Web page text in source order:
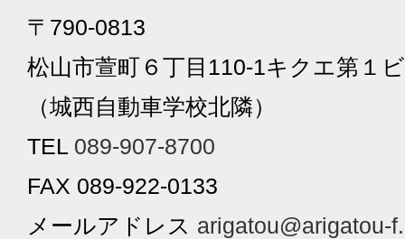
〒790-0813
松山市萱町６丁目110-1キクエ第１
（城西自動車学校北隣）
TEL 089-907-8700
FAX 089-922-0133
メールアドレス arigatou@arigatou-